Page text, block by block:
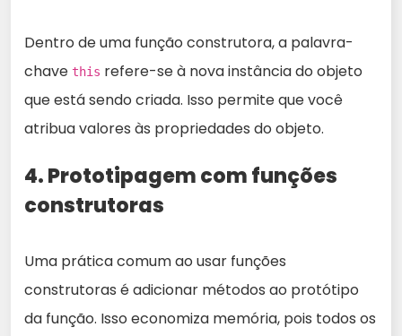
Dentro de uma função construtora, a palavra-
chave this refere-se à nova instância do objeto
que está sendo criada. Isso permite que você
atribua valores às propriedades do objeto.
4. Prototipagem com funções
construtoras
Uma prática comum ao usar funções
construtoras é adicionar métodos ao protótipo
da função. Isso economiza memória, pois todos os